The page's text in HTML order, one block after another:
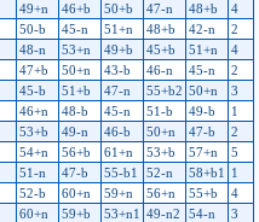
49+n 46+b 50+b 47-n 48+b
4
50-b 45-n 51+n 48+b 42-n
2
48-n 53+n 49+b 45+b 51+n
4
47+b 50+n 43-b 46-n 45-n
2
45-b 51+b 47-n 55+b2 50+n
3
46+n 48-b 45-n 51-b 49-b
1
53+b 49-n 46-b 50+n 47-b
2
54+n 56+b 61+n 53+b 57+n
5
51-n 47-b 55-b1 52-n 58+b1
1
52-b 60+n 59+n 56+n 55+b
4
60+n 59+b 53+n1 49-n2 54-n
3